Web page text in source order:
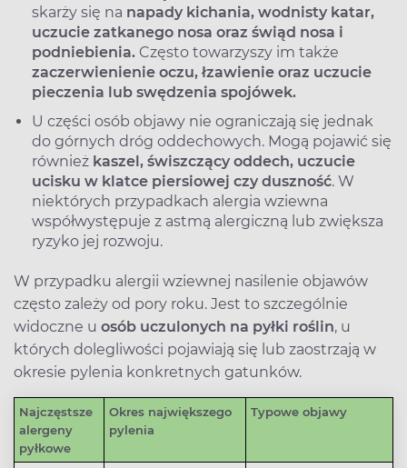
skarży się na napady kichania, wodnisty katar,
uczucie zatkanego nosa oraz świąd nosa i
podniebienia. Często towarzyszy im także
zaczerwienienie oczu, łzawienie oraz uczucie
pieczenia lub swędzenia spojówek.
U części osób objawy nie ograniczają się jednak
do górnych dróg oddechowych. Mogą pojawić się
również kaszel, świszczący oddech, uczucie
ucisku w klatce piersiowej czy duszność. W
niektórych przypadkach alergia wziewna
współwystępuje z astmą alergiczną lub zwiększa
ryzyko jej rozwoju.
W przypadku alergii wziewnej nasilenie objawów
często zależy od pory roku. Jest to szczególnie
widoczne u osób uczulonych na pyłki roślin, u
których dolegliwości pojawiają się lub zaostrzają w
okresie pylenia konkretnych gatunków.
Najczęstsze
alergeny
pyłkowe
Okres największego
pylenia
Typowe objawy